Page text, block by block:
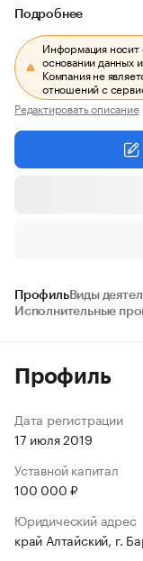
Подробнее
Информация носит
основании данных
Компания не
отношений с
Редактировать описание
ПрофильВиды
Исполнительные
Профиль
Дата регистрации
17 июля 2019
Уставной капитал
100 000 ₽
Юридический адрес
край Алтайский, г.